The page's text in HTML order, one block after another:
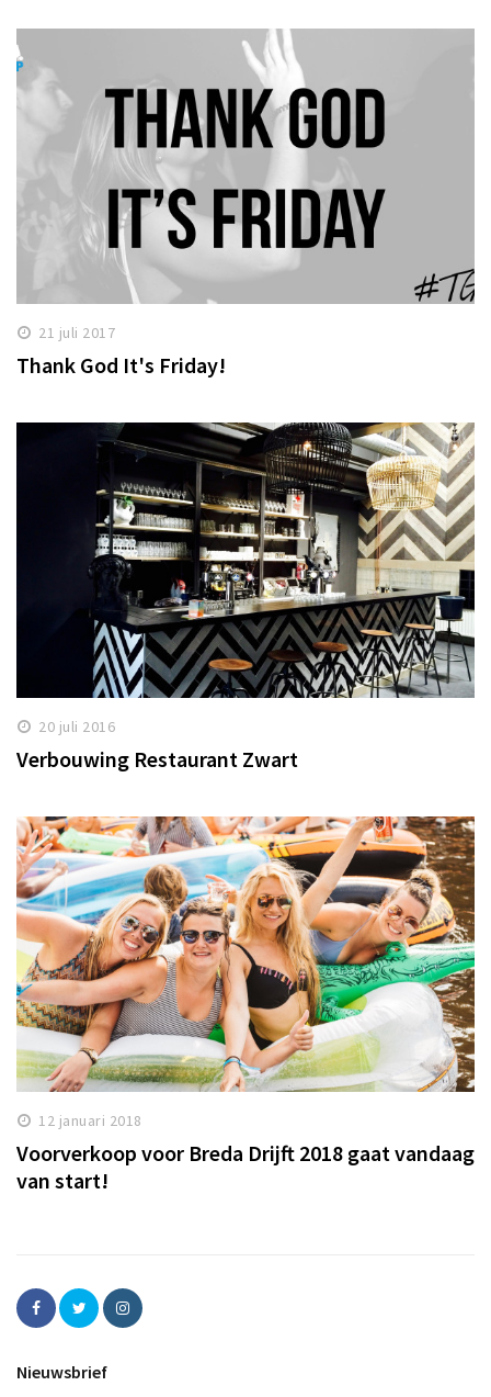
21 juli 2017
Thank God It's Friday!
20 juli 2016
Verbouwing Restaurant Zwart
12 januari 2018
Voorverkoop voor Breda Drijft 2018 gaat vandaag
van start!
Nieuwsbrief